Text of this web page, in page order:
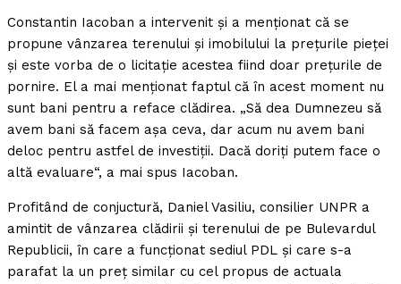
Constantin Iacoban a intervenit şi a menţionat că se
propune vânzarea terenului şi imobilului la preţurile pieţei
şi este vorba de o licitaţie acestea fiind doar preţurile de
pornire. El a mai menţionat faptul că în acest moment nu
sunt bani pentru a reface clădirea. „Să dea Dumnezeu să
avem bani să facem aşa ceva, dar acum nu avem bani
deloc pentru astfel de investiţii. Dacă doriţi putem face o
altă evaluare“, a mai spus Iacoban.
Profitând de conjuctură, Daniel Vasiliu, consilier UNPR a
amintit de vânzarea clădirii şi terenului de pe Bulevardul
Republicii, în care a funcţionat sediul PDL şi care s-a
parafat la un preţ similar cu cel propus de actuala